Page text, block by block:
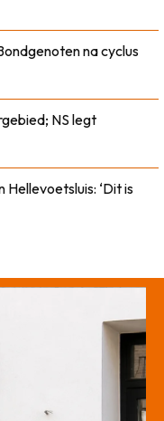
na cyclus
NS legt
‘Dit is